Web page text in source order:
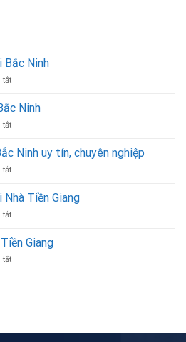
Bắc Ninh
tắtở
Máy
Tại
Ninh
Ninh
tắtở
Bếp
Tại
Ninh
Ninh uy tín, chuyên nghiệp
tắtở
tủ
Tại
Ninh
Tiền Giang
tắtở
Máy
Giặt
Tại
Giang
tắtở
Giang